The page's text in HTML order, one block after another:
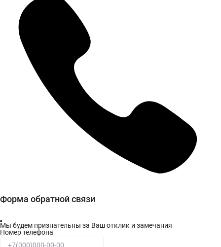
Форма обратной связи
Мы будем признательны за Ваш отклик и замечания
Номер телефона